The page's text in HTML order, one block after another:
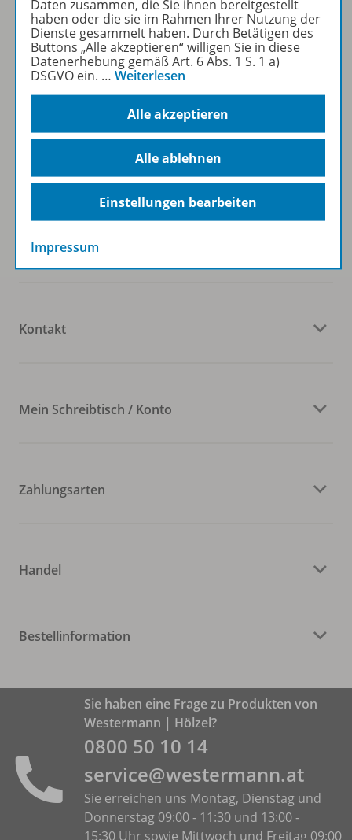
Folgen Sie uns auf Social Media
Westermann Österreich
Veranstaltungen
Kontakt
Mein Schreibtisch / Konto
Zahlungsarten
Handel
Bestellinformation
Sie haben eine Frage zu Produkten von
Westermann | Hölzel?
0800 50 10 14
service@westermann.at
Sie erreichen uns Montag, Dienstag und
Donnerstag 09:00 - 11:30 und 13:00 -
15:30 Uhr sowie Mittwoch und Freitag 09:00
Daten zusammen, die Sie ihnen bereitgestellt
haben oder die sie im Rahmen Ihrer Nutzung der
Dienste gesammelt haben. Durch Betätigen des
Buttons „Alle akzeptieren“ willigen Sie in diese
Datenerhebung gemäß Art. 6 Abs. 1 S. 1 a)
DSGVO ein. … Weiterlesen
Alle akzeptieren
Alle ablehnen
Einstellungen bearbeiten
Impressum